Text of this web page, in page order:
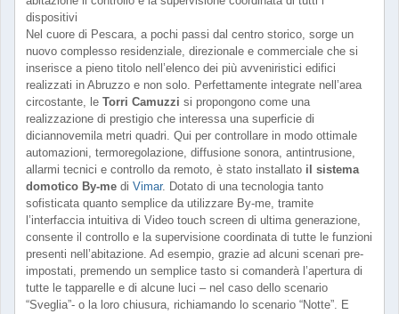
dispositivi
Nel cuore di Pescara, a pochi passi dal centro storico, sorge un
nuovo complesso residenziale, direzionale e commerciale che si
inserisce a pieno titolo nell’elenco dei più avveniristici edifici
realizzati in Abruzzo e non solo. Perfettamente integrate nell’area
circostante, le Torri Camuzzi si propongono come una
realizzazione di prestigio che interessa una superficie di
diciannovemila metri quadri. Qui per controllare in modo ottimale
automazioni, termoregolazione, diffusione sonora, antintrusione,
allarmi tecnici e controllo da remoto, è stato installato il sistema
domotico By-me di Vimar. Dotato di una tecnologia tanto
sofisticata quanto semplice da utilizzare By-me, tramite
l’interfaccia intuitiva di Video touch screen di ultima generazione,
consente il controllo e la supervisione coordinata di tutte le funzioni
presenti nell’abitazione. Ad esempio, grazie ad alcuni scenari pre-
impostati, premendo un semplice tasto si comanderà l’apertura di
tutte le tapparelle e di alcune luci – nel caso dello scenario
“Sveglia”- o la loro chiusura, richiamando lo scenario “Notte”. E